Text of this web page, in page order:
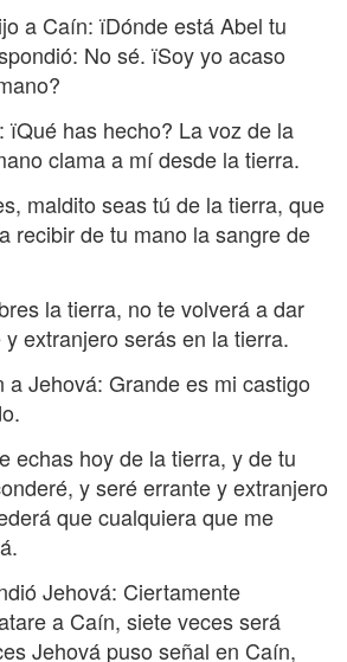
a Caín: їDónde está Abel tu
No sé. їSoy yo acaso
їQué has hecho? La voz de la
clama a mí desde la tierra.
maldito seas tú de la tierra, que
recibir de tu mano la sangre de
la tierra, no te volverá a dar
extranjero serás en la tierra.
a Jehová: Grande es mi castigo
echas hoy de la tierra, y de tu
y seré errante y extranjero
que cualquiera que me
Jehová: Ciertamente
a Caín, siete veces será
Jehová puso señal en Caín,